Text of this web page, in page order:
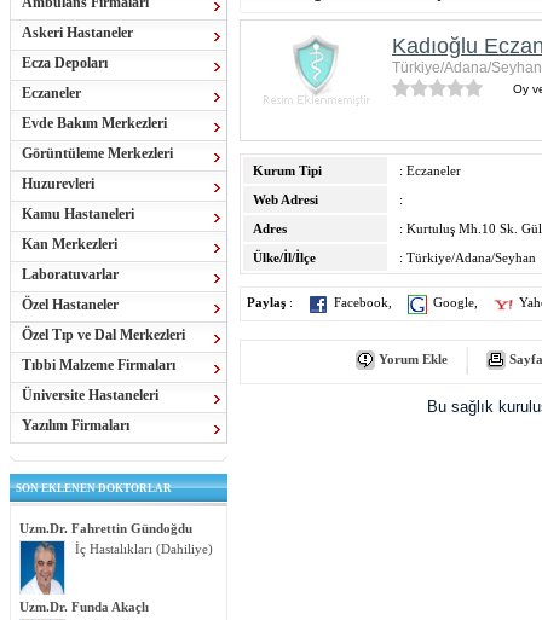
Askeri Hastaneler
Ecza Depoları
Eczaneler
Evde Bakım Merkezleri
Görüntüleme Merkezleri
Huzurevleri
Kamu Hastaneleri
Kan Merkezleri
Laboratuvarlar
Özel Hastaneler
Özel Tıp ve Dal Merkezleri
Tıbbi Malzeme Firmaları
Üniversite Hastaneleri
Yazılım Firmaları
SON EKLENEN DOKTORLAR
Uzm.Dr. Fahrettin Gündoğdu
İç Hastalıkları (Dahiliye)
Uzm.Dr. Funda Akaçlı
Kadıoğlu
Türkiye/Adana/Seyhan
Oy
Kurum Tipi
: Eczaneler
Web Adresi
:
Adres
: Kurtuluş Mh.10 Sk.
Ülke/İl/İlçe
: Türkiye/Adana/Seyhan
Paylaş : Facebook Google
Yorum Ekle
Bu sağlık